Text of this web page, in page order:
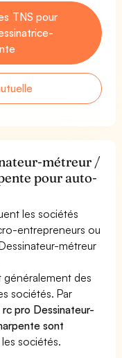
TNS pour
métreur /
pour auto-
les sociétés
entrepreneurs ou
métreur
des
sociétés. Par
rc pro Dessinateur-
sont
sociétés.